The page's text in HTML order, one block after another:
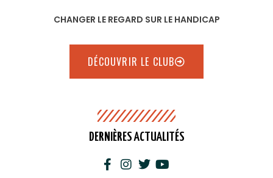
CHANGER LE REGARD SUR LE HANDICAP
DÉCOUVRIR LE CLUB
DERNIÈRES ACTUALITÉS